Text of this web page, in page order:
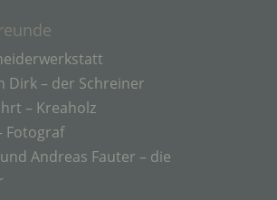
Dirk – der Schreiner
– Kreaholz
Fotograf
Andreas Fauter – die
Verfahren ausgeführte Vorgang
Vorgangsreihe im
das Erfassen, die Organisation,
Speicherung, die Anpassung oder
Offenlegung durch Übermittlung,